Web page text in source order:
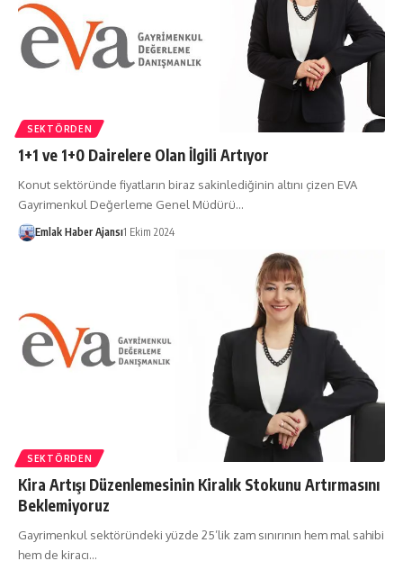
SEKTÖRDEN
1+1 ve 1+0 Dairelere Olan İlgili Artıyor
Konut sektöründe fiyatların biraz sakinlediğinin altını çizen EVA
Gayrimenkul Değerleme Genel Müdürü…
Emlak Haber Ajansı1 Ekim 2024
SEKTÖRDEN
Kira Artışı Düzenlemesinin Kiralık Stokunu Artırmasını
Beklemiyoruz
Gayrimenkul sektöründeki yüzde 25’lik zam sınırının hem mal sahibi
hem de kiracı…